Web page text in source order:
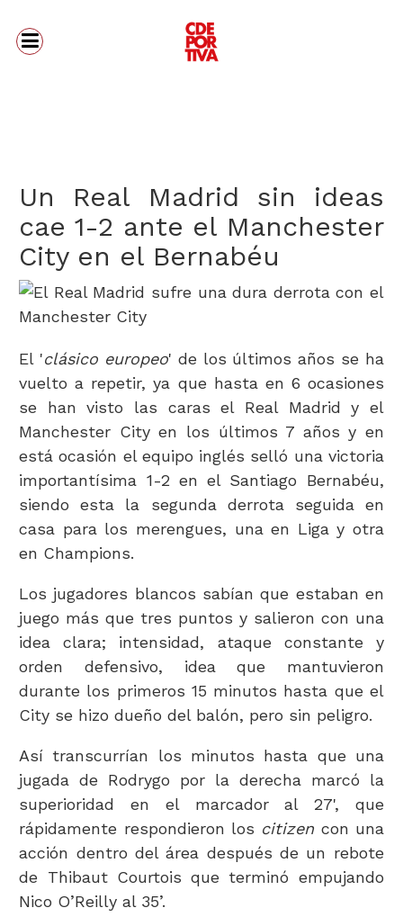
Un Real Madrid sin ideas
cae 1-2 ante el Manchester
City en el Bernabéu
El 'clásico europeo' de los últimos años se ha
vuelto a repetir, ya que hasta en 6 ocasiones
se han visto las caras el Real Madrid y el
Manchester City en los últimos 7 años y en
está ocasión el equipo inglés selló una victoria
importantísima 1-2 en el Santiago Bernabéu,
siendo esta la segunda derrota seguida en
casa para los merengues, una en Liga y otra
en Champions.
Los jugadores blancos sabían que estaban en
juego más que tres puntos y salieron con una
idea clara; intensidad, ataque constante y
orden defensivo, idea que mantuvieron
durante los primeros 15 minutos hasta que el
City se hizo dueño del balón, pero sin peligro.
Así transcurrían los minutos hasta que una
jugada de Rodrygo por la derecha marcó la
superioridad en el marcador al 27', que
rápidamente respondieron los citizen con una
acción dentro del área después de un rebote
de Thibaut Courtois que terminó empujando
Nico O’Reilly al 35’.